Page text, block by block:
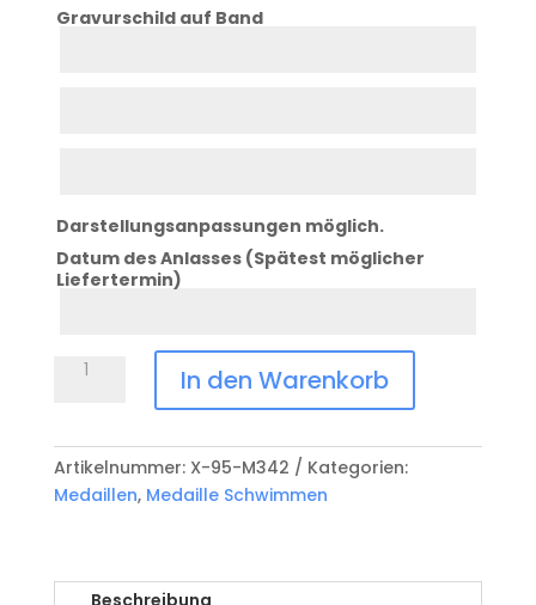
Gravurschild auf Band
Darstellungsanpassungen möglich.
Datum des Anlasses (Spätest möglicher
Liefertermin)
Medaille
95-
M342
Menge
In den Warenkorb
Artikelnummer: X-95-M342
Kategorien:
Medaillen, Medaille Schwimmen
Beschreibung